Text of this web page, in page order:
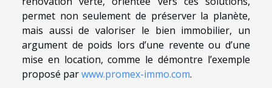
permet non seulement de préserver la planète,
mais aussi de valoriser le bien immobilier, un
argument de poids lors d’une revente ou d’une
mise en location, comme le démontre l’exemple
proposé parwww.promex-immo.com.